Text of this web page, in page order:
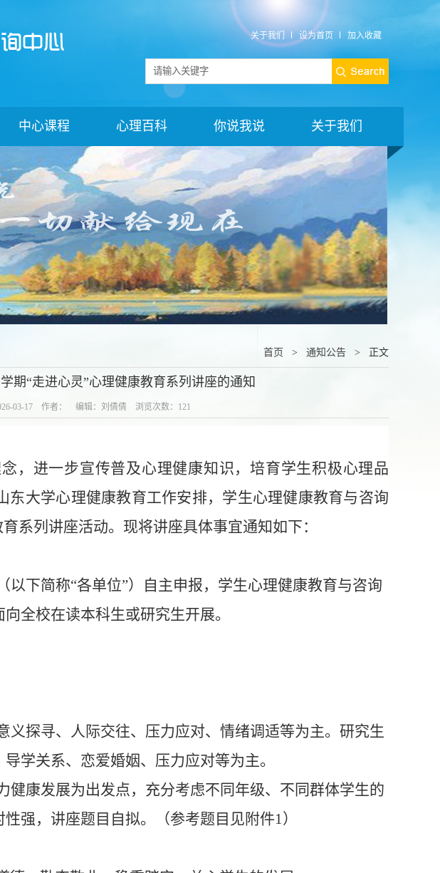
关于我们 设为首页 加入收藏
中心课程 心理百科 你说我说 关于我们
首页 > 通知公告 > 正文
期“走进心灵”心理健康教育系列讲座的通知
03-17 作者： 编辑：刘倩倩 浏览次数： 121
，进一步宣传普及心理健康知识，培育学生积极心理品
东大学心理健康教育工作安排，学生心理健康教育与咨询
育系列讲座活动。现将讲座具体事宜通知如下：
以下简称“各单位”）自主申报，学生心理健康教育与咨询
全校在读本科生或研究生开展。
义探寻、 人际交往、 压力应对、情绪调适等为主。研究生
导学关系、 恋爱婚姻、压力应对等为主。
健康发展为出发点 ， 充分考虑不同年级、不同群体学生的
强，讲座题目自拟。（参考题目见附件1）